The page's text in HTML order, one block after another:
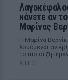
κάνετε αν
Μαρίνας
Η Μαρίνα
λουόμενοι αν
το πιο
ΧΤΕΣ